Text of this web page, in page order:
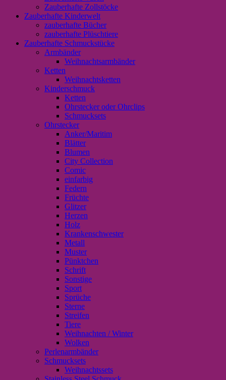
Zauberhafte Zollstöcke
Zauberhafte Kinderwelt
zauberhafte Bücher
zauberhafte Plüschtiere
Zauberhafte Schmuckstücke
Armbänder
Weihnachtsarmbänder
Ketten
Weihnachtsketten
Kinderschmuck
Ketten
Ohrstecker oder Ohrclips
Schmucksets
Ohrstecker
Anker/Maritim
Blätter
Blumen
City Collection
Comic
einfarbig
Federn
Früchte
Glitzer
Herzen
Holz
Krankenschwester
Metall
Muster
Pünktchen
Schrift
Sonstige
Sport
Sprüche
Sterne
Streifen
Tiere
Weihnachten / Winter
Wolken
Perlenarmbänder
Schmucksets
Weihnachtssets